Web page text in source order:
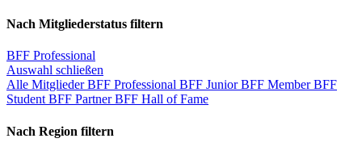
Nach Mitgliederstatus filtern
BFF Professional
Auswahl schließen
Alle MitgliederBFF Professional BFF JuniorBFF MemberBFF
Student BFF PartnerBFF Hall of Fame
Nach Region filtern